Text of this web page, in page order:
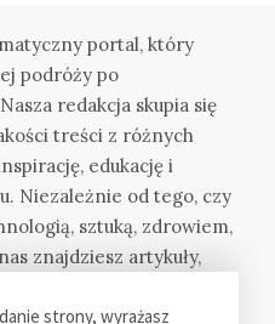
portal, który
podróży po
redakcja skupia się
treści z różnych
edukację i
Niezależnie od tego, czy
sztuką, zdrowiem,
znajdziesz artykuły,
strony, wyrażasz